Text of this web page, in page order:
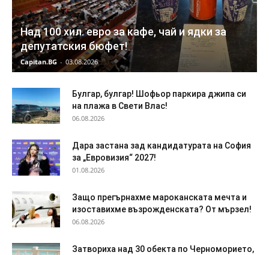
Над 100 хил. евро за кафе, чай и ядки за
депутатския бюфет!
Capitan.BG - 03.08.2026
Булгар, булгар! Шофьор паркира джипа си
на плажа в Свети Влас!
06.08.2026
Дара застана зад кандидатурата на София
за „Евровизия“ 2027!
01.08.2026
Защо прегърнахме мароканската мечта и
изоставихме възрожденската? От мързел!
06.08.2026
Затвориха над 30 обекта по Черноморието,